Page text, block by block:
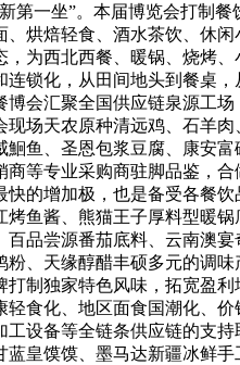
第一坐”。本届博览会打制
、烘焙轻食、酒水茶饮、休
，为西北西餐、暖锅、烧烤
连锁化，从田间地头到餐桌
博会汇聚全国供应链泉源工
现场天农原种清远鸡、石羊
鮰鱼、圣恩包浆豆腐、康安
商等专业采购商驻脚品鉴，
快的增加极，也是备受各餐
烤鱼酱、熊猫王子厚料型暖
百品尝源番茄底料、云南澳
粉、天缘醇醋丰硕多元的调
打制独家特色风味，拓宽盈
轻食化、地区面食国潮化、
工设备等全链条供应链的支
蓝皇馍馍、墨马达新疆冰鲜